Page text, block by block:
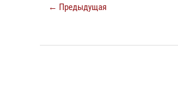
← Предыдущая